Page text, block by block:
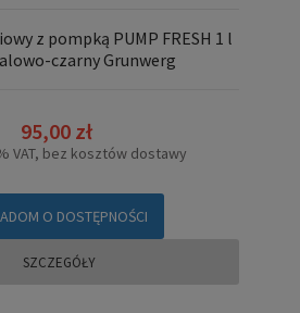
z pompką PUMP FRESH 1 l
czarny Grunwerg
95,00 zł
VAT, bez kosztów dostawy
O DOSTĘPNOŚCI
SZCZEGÓŁY